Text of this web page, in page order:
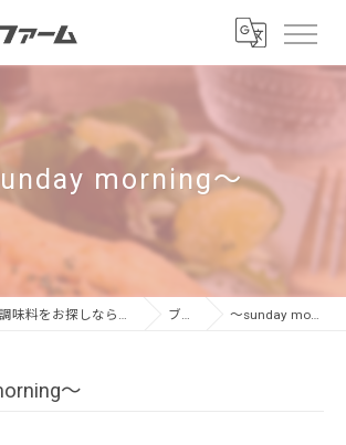
morning～
生姜の専門店／調味料をお探しならカイズファーム ブログ ～sunday morning～
～